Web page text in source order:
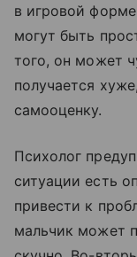
в игровой
могут быть
того, он может
получается
самооценку.
Психолог
ситуации есть
привести к
мальчик может